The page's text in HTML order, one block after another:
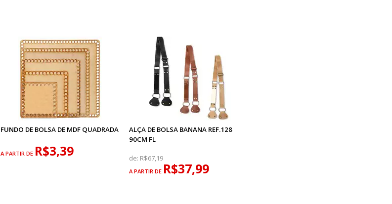
FUNDO DE BOLSA DE MDF QUADRADA
A PARTIR DE R$3,39
ALÇA DE BOLSA BANANA REF.128
90CM FL
de: R$67,19
A PARTIR DE R$37,99